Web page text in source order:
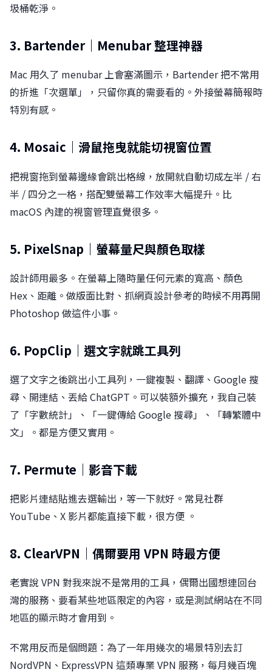
圾桶乾淨。
3. Bartender｜Menubar 整理神器
Mac 用久了 menubar 上會塞滿圖示，Bartender 把不常用
的折進「次選單」，只留你真的需要看的。外接螢幕簡報時
特別有感。
4. Mosaic｜滑鼠拖曳就能切視窗位置
把視窗拖到螢幕邊緣會跳出格線，放開就自動切成左半 / 右
半 / 四分之一格，搭配雙螢幕工作效率大幅提升。比
macOS 內建的視窗管理直覺很多。
5. PixelSnap｜螢幕量尺與顏色取樣
設計師用最多。在螢幕上隨時量任何元素的寬高、顏色
Hex、距離。做版面比對、抓網頁設計參考的時候不用再開
Photoshop 做這件小事。
6. PopClip｜選文字就跳工具列
選了文字之後跳出小工具列，一鍵複製、翻譯、Google 搜
尋、開連結、丟給 ChatGPT。可以裝額外擴充，我自己裝
了「字數統計」、「一鍵傳給 Google 搜尋」、「轉繁體中
文」。都是方便又實用。
7. Permute｜影音下載
把影片連結貼進去選輸出，等一下就好。常見社群
YouTube、X 影片都能直接下載，很方便 。
8. ClearVPN｜偶爾要用 VPN 時最方便
老實說 VPN 對我來說不是常用的工具，偶爾出國想連回台
灣的服務、要看某些地區限定的內容，或是測試網站在不同
地區的顯示時才會用到。
不常用反而是個問題：為了一年用幾次的場景特別去訂
NordVPN、ExpressVPN 這類專業 VPN 服務，每月幾百塊